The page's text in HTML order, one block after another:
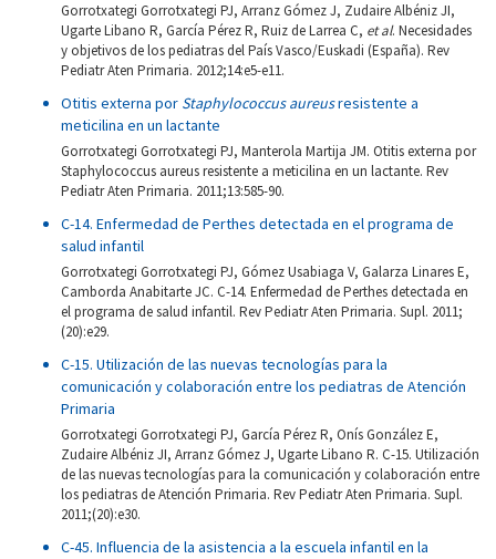
Gorrotxategi Gorrotxategi PJ, Arranz Gómez J, Zudaire Albéniz JI,
Ugarte Libano R, García Pérez R, Ruiz de Larrea C, et al. Necesidades
y objetivos de los pediatras del País Vasco/Euskadi (España). Rev
Pediatr Aten Primaria. 2012;14:e5-e11.
Otitis externa por Staphylococcus aureusresistente a
meticilina en un lactante
Gorrotxategi Gorrotxategi PJ, Manterola Martija JM. Otitis externa por
Staphylococcus aureus resistente a meticilina en un lactante. Rev
Pediatr Aten Primaria. 2011;13:585-90.
C-14. Enfermedad de Perthes detectada en el programa de
salud infantil
Gorrotxategi Gorrotxategi PJ, Gómez Usabiaga V, Galarza Linares E,
Camborda Anabitarte JC. C-14. Enfermedad de Perthes detectada en
el programa de salud infantil. Rev Pediatr Aten Primaria. Supl. 2011;
(20):e29.
C-15. Utilización de las nuevas tecnologías para la
comunicación y colaboración entre los pediatras de Atención
Primaria
Gorrotxategi Gorrotxategi PJ, García Pérez R, Onís González E,
Zudaire Albéniz JI, Arranz Gómez J, Ugarte Libano R. C-15. Utilización
de las nuevas tecnologías para la comunicación y colaboración entre
los pediatras de Atención Primaria. Rev Pediatr Aten Primaria. Supl.
2011;(20):e30.
C-45. Influencia de la asistencia a la escuela infantil en la